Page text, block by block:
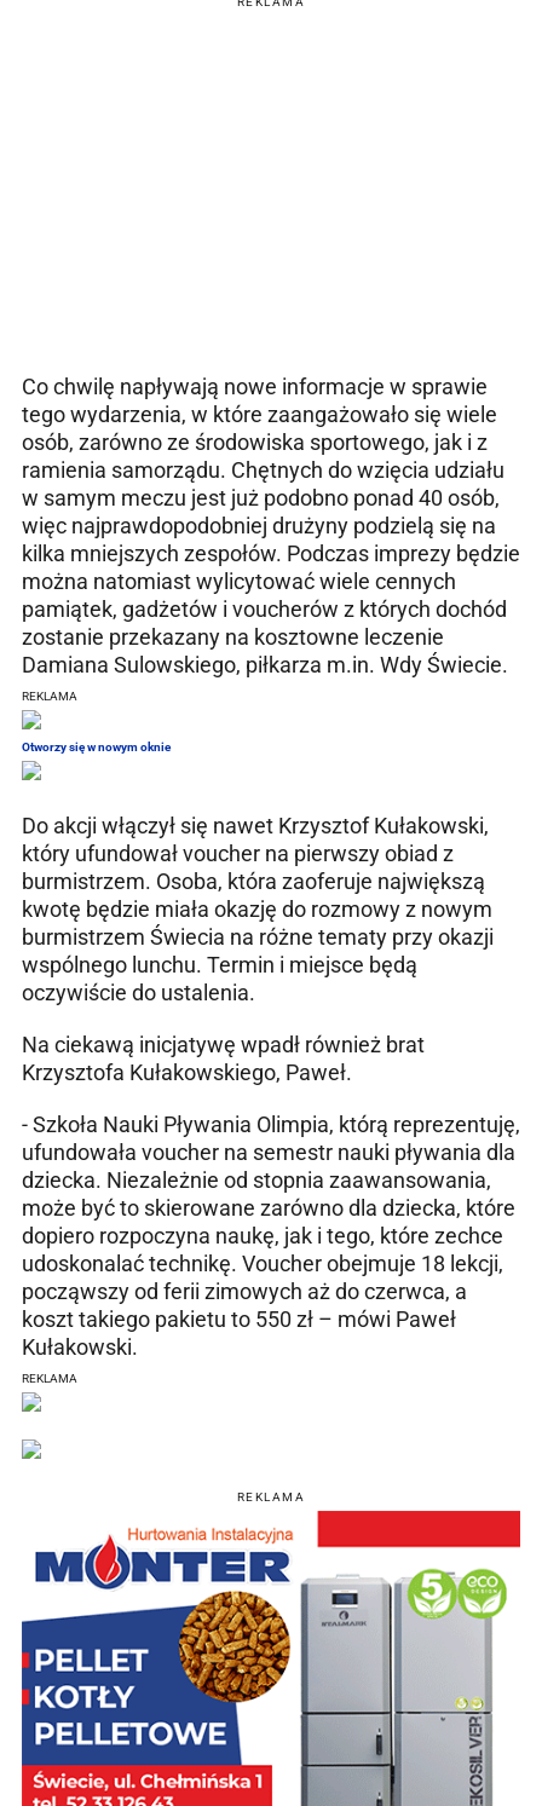
Co chwilę napływają nowe informacje w sprawie
tego wydarzenia, w które zaangażowało się wiele
osób, zarówno ze środowiska sportowego, jak i z
ramienia samorządu. Chętnych do wzięcia udziału
w samym meczu jest już podobno ponad 40 osób,
więc najprawdopodobniej drużyny podzielą się na
kilka mniejszych zespołów. Podczas imprezy będzie
można natomiast wylicytować wiele cennych
pamiątek, gadżetów i voucherów z których dochód
zostanie przekazany na kosztowne leczenie
Damiana Sulowskiego, piłkarza m.in. Wdy Świecie.
REKLAMA
Otworzy się w nowym oknie
Do akcji włączył się nawet Krzysztof Kułakowski,
który ufundował voucher na pierwszy obiad z
burmistrzem. Osoba, która zaoferuje największą
kwotę będzie miała okazję do rozmowy z nowym
burmistrzem Świecia na różne tematy przy okazji
wspólnego lunchu. Termin i miejsce będą
oczywiście do ustalenia.
Na ciekawą inicjatywę wpadł również brat
Krzysztofa Kułakowskiego, Paweł.
- Szkoła Nauki Pływania Olimpia, którą reprezentuję,
ufundowała voucher na semestr nauki pływania dla
dziecka. Niezależnie od stopnia zaawansowania,
może być to skierowane zarówno dla dziecka, które
dopiero rozpoczyna naukę, jak i tego, które zechce
udoskonalać technikę. Voucher obejmuje 18 lekcji,
począwszy od ferii zimowych aż do czerwca, a
koszt takiego pakietu to 550 zł – mówi Paweł
Kułakowski.
REKLAMA
REKLAMA